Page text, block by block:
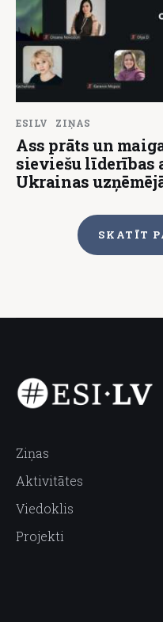
ESILV ZIŅAS
Ass prāts un
sieviešu līderības
Ukrainas
SKATĪT
Ziņas
Aktivitātes
Viedoklis
Projekti